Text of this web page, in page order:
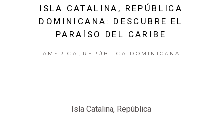
ISLA CATALINA, REPÚBLICA
DOMINICANA: DESCUBRE EL
PARAÍSO DEL CARIBE
AMÉRICA REPÚBLICA DOMINICANA
Isla Catalina, República